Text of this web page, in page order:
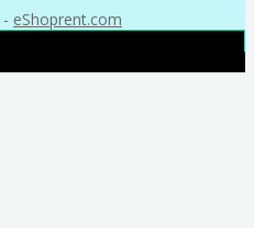
- eShoprent.com